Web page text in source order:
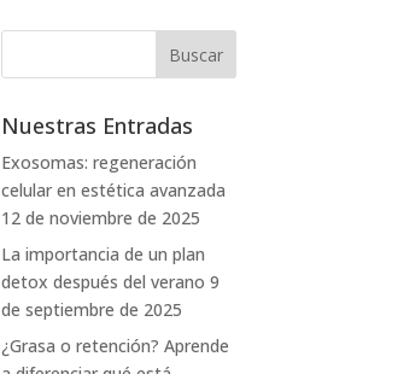
Nuestras Entradas
Exosomas: regeneración
celular en estética avanzada
12 de noviembre de 2025
La importancia de un plan
detox después del verano 9
de septiembre de 2025
¿Grasa o retención? Aprende